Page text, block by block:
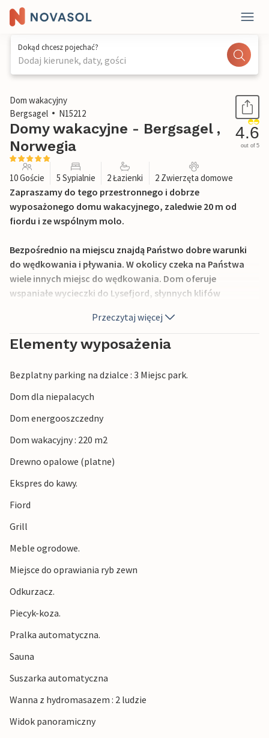
Dokąd chcesz pojechać?
Dodaj kierunek, daty, gości
1 / 15
Dom wakacyjny
Bergsagel
N15212
Domy wakacyjne - Bergsagel ,
Norwegia
4.6
out of 5
10 Goście 5 Sypialnie 2 Łazienki 2 Zwierzęta domowe
Zapraszamy do tego przestronnego i dobrze
wyposażonego domu wakacyjnego, zaledwie 20 m od
fiordu i ze wspólnym molo.
Bezpośrednio na miejscu znajdą Państwo dobre warunki
do wędkowania i pływania. W okolicy czeka na Państwa
wiele innych miejsc do wędkowania. Dom oferuje
wspaniałe wycieczki do Lysefjord, słynnych klifów
wieloma atrakcjami. Dzieciom spodoba się wizyta w parku
rozrywki "Kongeparken".
restauracji i kawiarni. Serdecznie zapraszamy!
Przeczytaj więcej
Elementy wyposażenia
Bezplatny parking na dzialce : 3 Miejsc park.
Dom dla niepalacych
Dom energooszczedny
Dom wakacyjny : 220 m2
Drewno opalowe (platne)
Ekspres do kawy.
Fiord
Grill
Meble ogrodowe.
Miejsce do oprawiania ryb zewn
Odkurzacz.
Piecyk-koza.
Pralka automatyczna.
Sauna
Suszarka automatyczna
Wanna z hydromasazem : 2 ludzie
Widok panoramiczny